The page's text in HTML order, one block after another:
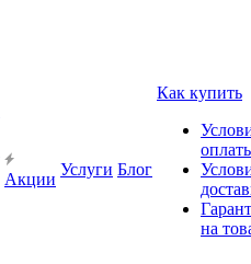
Акции
Услуги Блог
Как купить
на